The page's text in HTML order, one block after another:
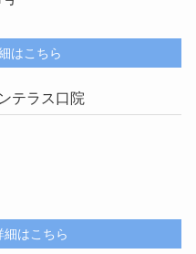
はこちら
テラス口院
細はこちら